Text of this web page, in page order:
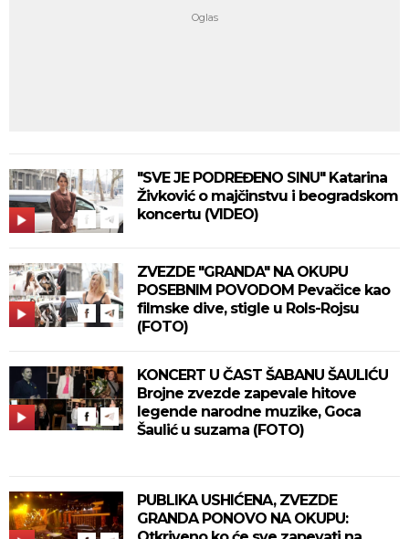
"SVE JE PODREĐENO SINU" Katarina
Živković o majčinstvu i beogradskom
koncertu (VIDEO)
ZVEZDE "GRANDA" NA OKUPU
POSEBNIM POVODOM Pevačice kao
filmske dive, stigle u Rols-Rojsu
(FOTO)
KONCERT U ČAST ŠABANU ŠAULIĆU
Brojne zvezde zapevale hitove
legende narodne muzike, Goca
Šaulić u suzama (FOTO)
PUBLIKA USHIĆENA, ZVEZDE
GRANDA PONOVO NA OKUPU: